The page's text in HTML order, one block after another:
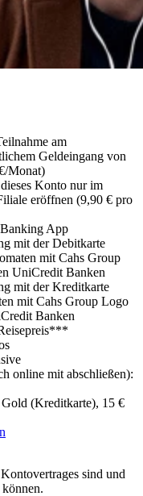
am
Geldeingang von
Monat)
Konto nur im
eröffnen (9,90 € pro
App
mit der Debitkarte
mit Cahs Group
UniCredit Banken
mit der Kreditkarte
mit Cahs Group Logo
Banken
online mit abschließen):
(Kreditkarte), 15 €
sind und